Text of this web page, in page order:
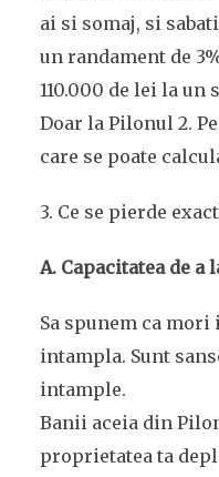
ai si somaj, si
un randament de
110.000 de lei la un
Doar la Pilonul 2.
care se poate
3. Ce se pierde
A. Capacitatea de a
Sa spunem ca mori
intampla. Sunt
intample.
Banii aceia din
proprietatea ta